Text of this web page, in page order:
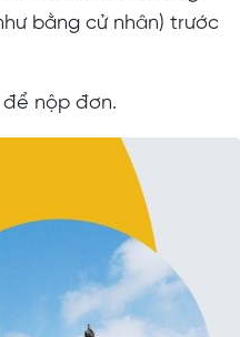
bằng cử nhân) trước
nộp đơn.